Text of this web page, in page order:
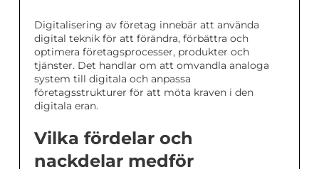
Digitalisering av företag innebär att använda
digital teknik för att förändra, förbättra och
optimera företagsprocesser, produkter och
tjänster. Det handlar om att omvandla analoga
system till digitala och anpassa
företagsstrukturer för att möta kraven i den
digitala eran.
Vilka fördelar och
nackdelar medför